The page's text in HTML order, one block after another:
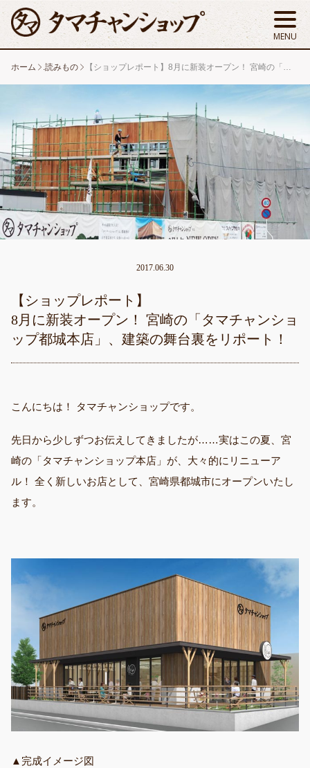
ホーム .読みもの 【ショップレポート】8月に新装オープン！ 宮崎の「タマチャンショップ都城本店」、建築の舞台裏をリポート！
2017.06.30
【ショップレポート】
8月に新装オープン！ 宮崎の「タマチャンショ
ップ都城本店」、建築の舞台裏をリポート！
こんにちは！ タマチャンショップです。
先日から少しずつお伝えしてきましたが……実はこの夏、宮
崎の「タマチャンショップ本店」が、大々的にリニューア
ル！ 全く新しいお店として、宮崎県都城市にオープンいたし
ます。
▲完成イメージ図